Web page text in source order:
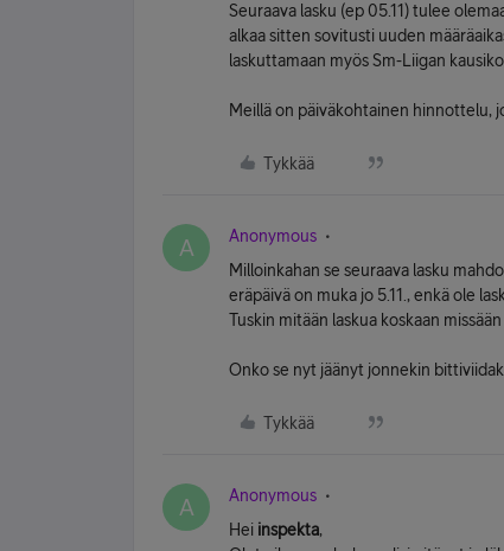
Seuraava lasku (ep 05.11) tulee
alkaa sitten sovitusti uuden
laskuttamaan myös Sm-Liigan
Meillä on päiväkohtainen hinnottelu,
Tykkää
A Anonymous
Milloinkahan se seuraava lasku
eräpäivä on muka jo 5.11., enkä ole
Tuskin mitään laskua koskaan
Onko se nyt jäänyt jonnekin
Tykkää
A Anonymous
Hei inspekta,